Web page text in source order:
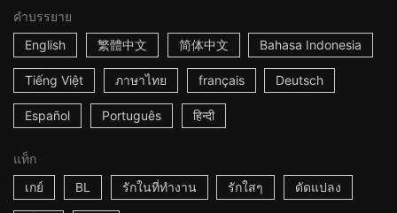
คำบรรยาย
English
繁體中文 简体中文 Bahasa Indonesia
Tiếng Việt ภาษาไทย français Deutsch
Español Português हिन्दी
แท็ก
เกย์
BL รักในที่ทำงาน รักใสๆ ดัดแปลง